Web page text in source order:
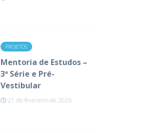
PROJETOS
Mentoria de Estudos –
3ª Série e Pré-
Vestibular
21 de fevereiro de 2026